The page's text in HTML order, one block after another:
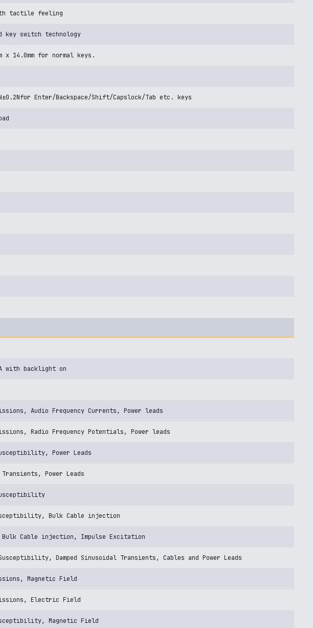
tactile feeling
key switch technology
x 14.0mm for normal keys.
Enter/Backspace/Shift/Capslock/Tab etc. keys
with backlight on
Audio Frequency Currents, Power leads
Radio Frequency Potentials, Power leads
Power Leads
Power Leads
Susceptibility, Bulk Cable injection
Bulk Cable injection, Impulse Excitation
Susceptibility, Damped Sinusoidal Transients, Cables and Power Leads
Magnetic Field
Electric Field
Magnetic Field